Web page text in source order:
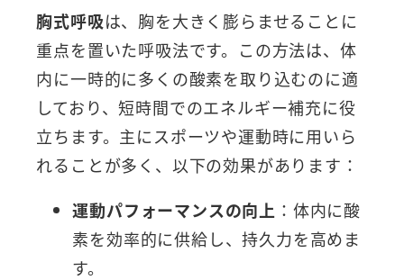
胸式呼吸は、胸を大きく膨らませることに
重点を置いた呼吸法です。この方法は、体
内に一時的に多くの酸素を取り込むのに適
しており、短時間でのエネルギー補充に役
立ちます。主にスポーツや運動時に用いら
れることが多く、以下の効果があります：
運動パフォーマンスの向上 ：体内に酸
素を効率的に供給し、持久力を高めま
す。